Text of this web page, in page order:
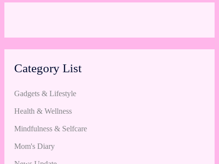
Category List
Gadgets & Lifestyle
Health & Wellness
Mindfulness & Selfcare
Mom's Diary